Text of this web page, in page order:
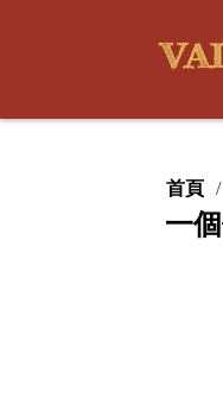
首頁
一